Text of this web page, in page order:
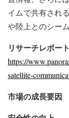
イムで共有され
や陸上とのシー
リサーチレポー
https://
satellite-
市場の成長要因